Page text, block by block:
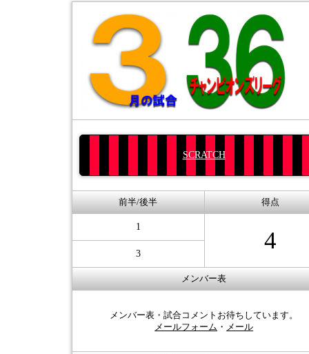
SCRATCH
前半/後半 得点
1
4
3
メンバー表
メンバー表・試合コメントお待ちしています。
メールフォーム ・ メール